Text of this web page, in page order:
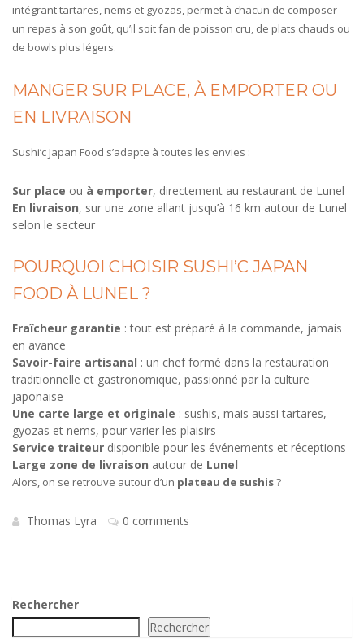
intégrant tartares, nems et gyozas, permet à chacun de composer
un repas à son goût, qu’il soit fan de poisson cru, de plats chauds ou
de bowls plus légers.
MANGER SUR PLACE, À EMPORTER OU
EN LIVRAISON
Sushi’c Japan Food s’adapte à toutes les envies :
Sur place ou à emporter, directement au restaurant de Lunel
En livraison, sur une zone allant jusqu’à 16 km autour de Lunel
selon le secteur
POURQUOI CHOISIR SUSHI’C JAPAN
FOOD À LUNEL ?
Fraîcheur garantie : tout est préparé à la commande, jamais
en avance
Savoir-faire artisanal : un chef formé dans la restauration
traditionnelle et gastronomique, passionné par la culture
japonaise
Une carte large et originale : sushis, mais aussi tartares,
gyozas et nems, pour varier les plaisirs
Service traiteur disponible pour les événements et réceptions
Large zone de livraison autour de Lunel
Alors, on se retrouve autour d’un plateau de sushis?
Thomas Lyra 0 comments
Rechercher
Rechercher